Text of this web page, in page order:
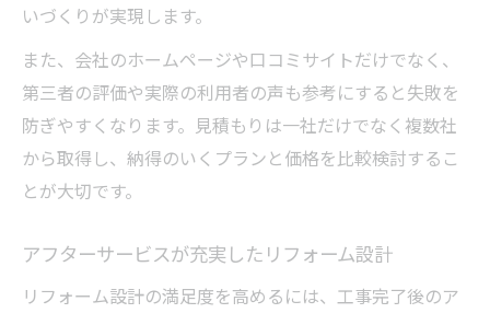
いづくりが実現します。
また、会社のホームページや口コミサイトだけでなく、
第三者の評価や実際の利用者の声も参考にすると失敗を
防ぎやすくなります。見積もりは一社だけでなく複数社
から取得し、納得のいくプランと価格を比較検討するこ
とが大切です。
アフターサービスが充実したリフォーム設計
リフォーム設計の満足度を高めるには、工事完了後のア